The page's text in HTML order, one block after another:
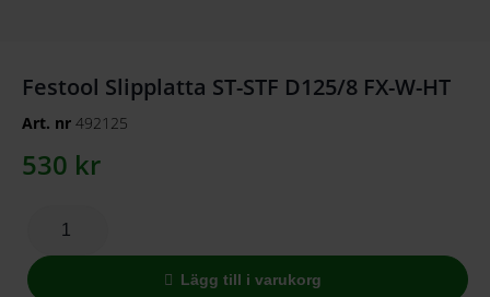
Festool Slipplatta ST-STF D125/8 FX-W-HT
Art. nr 492125
530 kr
Lägg till i varukorg